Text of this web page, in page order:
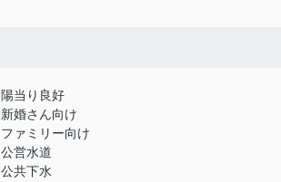
陽当り良好
新婚さん向け
ファミリー向け
公営水道
公共下水